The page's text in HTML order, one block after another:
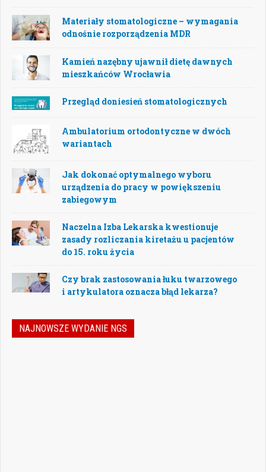
Materiały stomatologiczne – wymagania
odnośnie rozporządzenia MDR
Kamień nazębny ujawnił dietę dawnych
mieszkańców Wrocławia
Przegląd doniesień stomatologicznych
Ambulatorium ortodontyczne w dwóch
wariantach
Jak dokonać optymalnego wyboru
urządzenia do pracy w powiększeniu
zabiegowym
Naczelna Izba Lekarska kwestionuje
zasady rozliczania kiretażu u pacjentów
do 15. roku życia
Czy brak zastosowania łuku twarzowego
i artykulatora oznacza błąd lekarza?
NAJNOWSZE WYDANIE NGS